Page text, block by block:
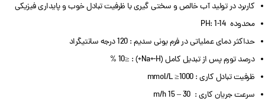
کاربرد در تولید آب خالص و سختی گیری با ظرفیت تبادل خوب و پایداری فیزیکی
محدوده PH: 1-14
حداکثر دمای عملیاتی در فرم یونی سدیم : 120 درجه سانتیگراد
درصد تورم پس از تبدیل کامل (Na+-H+) : ≤10 %
ظرفیت تبادل کاری : mmol/L ≥1000
سرعت جریان کاری : 30 – 15 m/h